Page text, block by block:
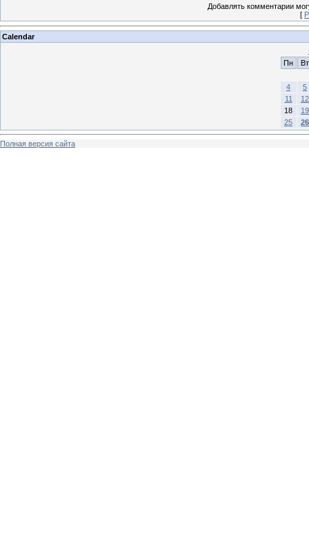
Добавлять комментарии
[
Calendar
Пн
Вт
4
5
11
12
18
19
25
26
Полная версия сайта